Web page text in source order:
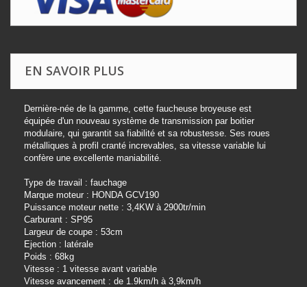
EN SAVOIR PLUS
Dernière-née de la gamme, cette faucheuse broyeuse est
équipée d'un nouveau système de transmission par boitier
modulaire, qui garantit sa fiabilité et sa robustesse. Ses roues
métalliques à profil cranté increvables, sa vitesse variable lui
confère une excellente maniabilité.
Type de travail : fauchage
Marque moteur : HONDA GCV190
Puissance moteur nette : 3,4KW à 2900tr/min
Carburant : SP95
Largeur de coupe : 53cm
Ejection : latérale
Poids : 68kg
Vitesse : 1 vitesse avant variable
Vitesse avancement : de 1.9km/h à 3,9km/h